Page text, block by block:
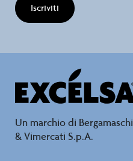
Iscriviti
Un marchio di Bergamaschi
& Vimercati S.p.A.